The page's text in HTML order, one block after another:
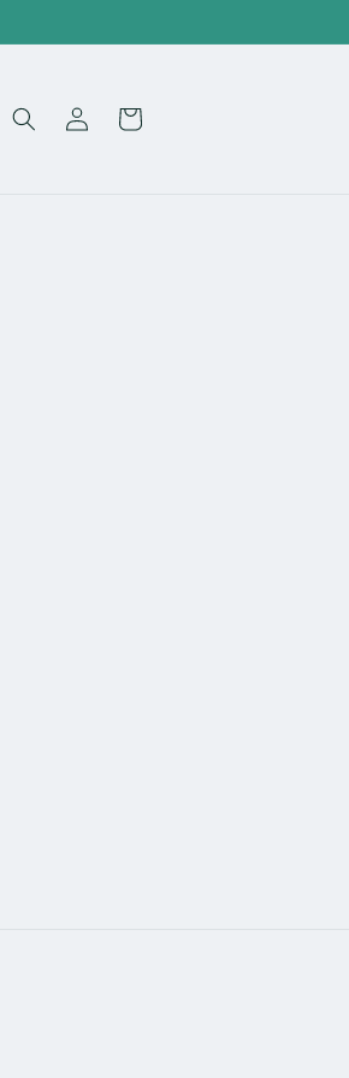
Iniciar
sesión
Carrito